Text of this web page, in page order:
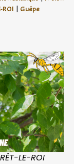
ROI | Guêpe
LE-ROI